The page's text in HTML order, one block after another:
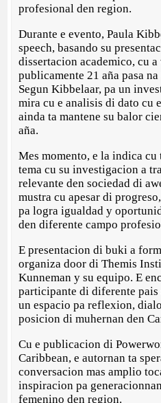
profesional den region.
Durante e evento, Paula
speech, basando su
dissertacion academico, cu
publicamente 21 aña pasa
Segun Kibbelaar, pa un
mira cu e analisis di dato cu
ainda ta mantene su balor
aña.
Mes momento, e la indica
tema cu su investigacion a
relevante den sociedad di
mustra cu apesar di
pa logra igualdad y
den diferente campo
E presentacion di buki a
organiza door di Themis
Kunneman y su equipo. E
participante di diferente pais
un espacio pa reflexion,
posicion di muhernan den
Cu e publicacion di
Caribbean, e autornan ta
conversacion mas amplio
inspiracion pa
femenino den region.